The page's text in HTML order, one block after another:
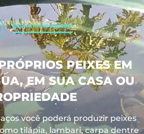
PEIXES EM
EM SUA CASA OU
você poderá produzir peixes
tilápia, lambari, carpa dentre